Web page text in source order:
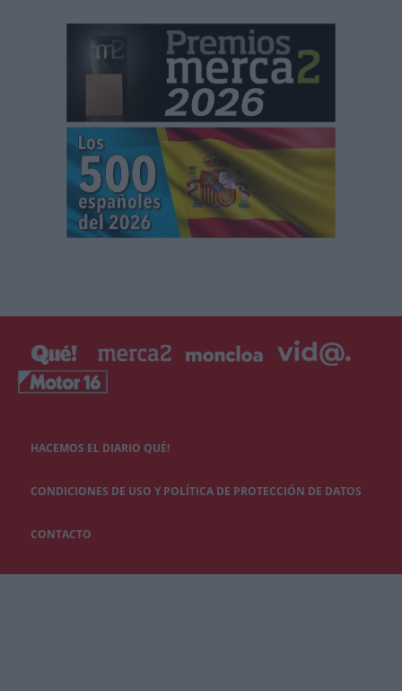
HACEMOS EL DIARIO QUÉ!
CONDICIONES DE USO Y POLÍTICA DE PROTECCIÓN DE DATOS
CONTACTO